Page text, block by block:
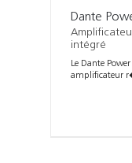
Dante
intégré
Le Dante
amplificateur